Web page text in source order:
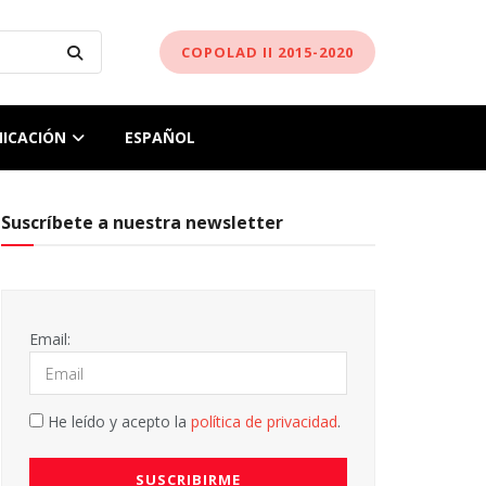
COPOLAD II 2015-2020
ESPAÑOL
Suscríbete a nuestra newsletter
Email:
He leído y acepto la política de privacidad.